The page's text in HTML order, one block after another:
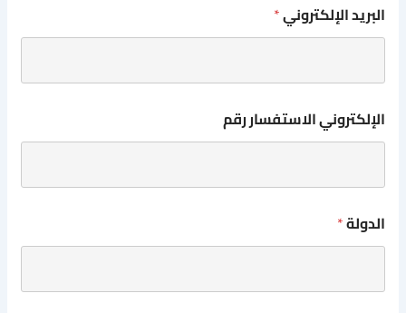
البريد الإلكتروني*
الإلكتروني الاستفسار رقم
الدولة*